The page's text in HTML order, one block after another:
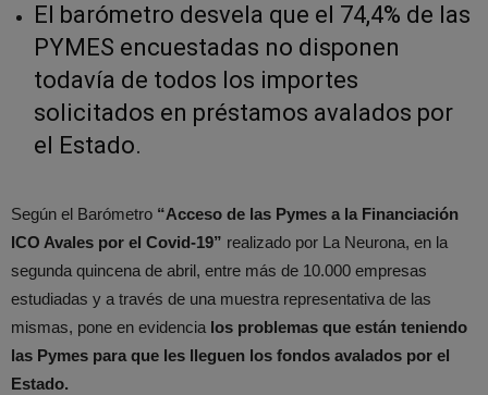
El barómetro desvela que el 74,4% de las
PYMES encuestadas no disponen
todavía de todos los importes
solicitados en préstamos avalados por
el Estado.
Según el Barómetro “Acceso de las Pymes a la Financiación
ICO Avales por el Covid-19” realizado por La Neurona, en la
segunda quincena de abril, entre más de 10.000 empresas
estudiadas y a través de una muestra representativa de las
mismas, pone en evidencia los problemas que están teniendo
las Pymes para que les lleguen los fondos avalados por el
Estado.